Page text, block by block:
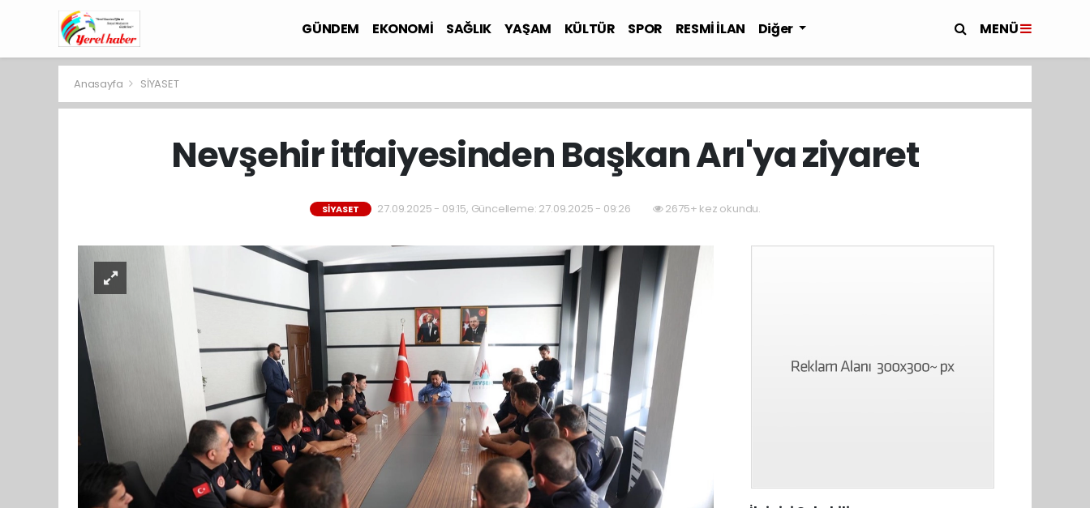
GÜNDEM EKONOMİ SAĞLIK YAŞAM KÜLTÜR SPOR RESMİ İLAN Diğer MENÜ
Anasayfa SİYASET
Nevşehir itfaiyesinden Başkan Arı'ya ziyaret
SİYASET 27.09.2025 - 09:15, Güncelleme: 27.09.2025 - 09:26 2675+ kez okundu.